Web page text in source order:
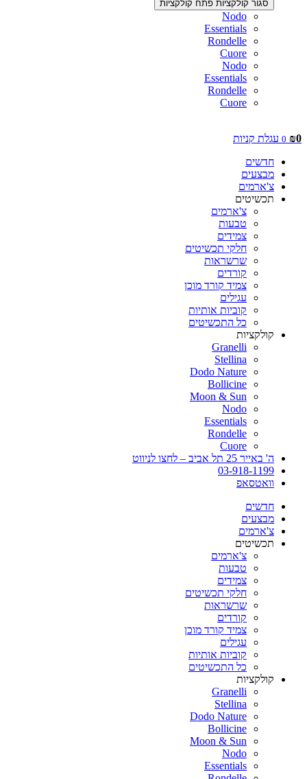
סגור קולקציות פתח קולקציות
Nodo
Essentials
Rondelle
Cuore
Nodo
Essentials
Rondelle
Cuore
₪0
0 עגלת קניות
חדשים
מבצעים
צ'ארמים
תכשיטים
צ'ארמים
טבעות
צמידים
חלקי תכשיטים
שרשראות
קורדים
צמיד קורד מוכן
עגילים
קוביות אותיות
כל התכשיטים
קולקציות
Granelli
Stellina
Dodo Nature
Bollicine
Moon & Sun
Nodo
Essentials
Rondelle
Cuore
ה' באייר 25 תל אביב – לחצו לניווט
03-918-1199
וואטסאפ
חדשים
מבצעים
צ'ארמים
תכשיטים
צ'ארמים
טבעות
צמידים
חלקי תכשיטים
שרשראות
קורדים
צמיד קורד מוכן
עגילים
קוביות אותיות
כל התכשיטים
קולקציות
Granelli
Stellina
Dodo Nature
Bollicine
Moon & Sun
Nodo
Essentials